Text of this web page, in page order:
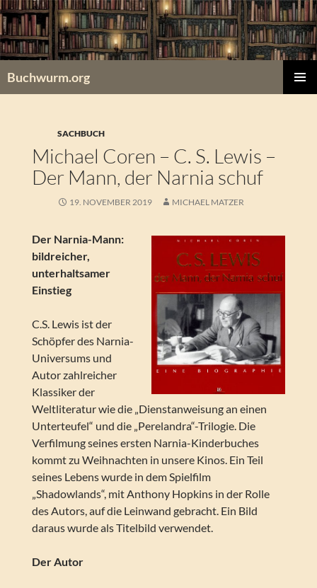
Zum
Inhalt
springen
Buchwurm.org
SACHBUCH
Michael Coren – C. S. Lewis –
Der Mann, der Narnia schuf
19. NOVEMBER 2019 MICHAEL MATZER
Der Narnia-Mann:
bildreicher,
unterhaltsamer
Einstieg
C.S. Lewis ist der
Schöpfer des Narnia-
Universums und
Autor zahlreicher
Klassiker der
Weltliteratur wie die „Dienstanweisung an einen
Unterteufel“ und die „Perelandra“-Trilogie. Die
Verfilmung seines ersten Narnia-Kinderbuches
kommt zu Weihnachten in unsere Kinos. Ein Teil
seines Lebens wurde in dem Spielfilm
„Shadowlands“, mit Anthony Hopkins in der Rolle
des Autors, auf die Leinwand gebracht. Ein Bild
daraus wurde als Titelbild verwendet.
Der Autor